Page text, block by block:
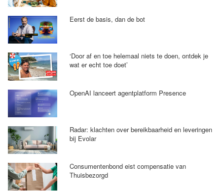
Eerst de basis, dan de bot
‘Door af en toe helemaal niets te doen, ontdek je
wat er echt toe doet’
OpenAI lanceert agentplatform Presence
Radar: klachten over bereikbaarheid en leveringen
bij Evolar
Consumentenbond eist compensatie van
Thuisbezorgd